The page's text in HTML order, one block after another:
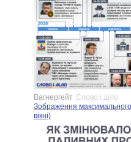
Вагнергейт Слово і діло
Зображення максимального
вікні)